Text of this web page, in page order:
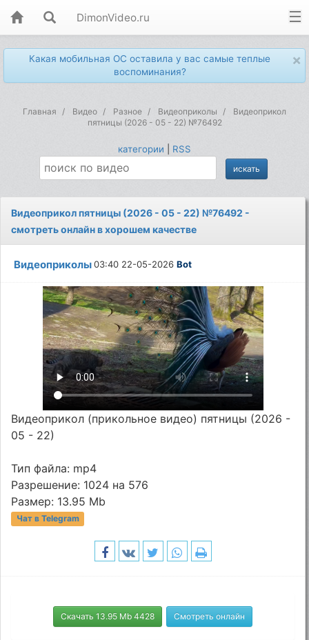
DimonVideo.ru
×
Какая мобильная ОС оставила у вас самые теплые
воспоминания?
Главная Видео Разное Видеоприколы
Видеоприкол
пятницы (2026 - 05 - 22) №76492
категории RSS
Видеоприкол пятницы (2026 - 05 - 22) №76492 -
смотреть онлайн в хорошем качестве
Видеоприколы03:40 22-05-2026Bot
Видеоприкол (прикольное видео) пятницы (2026 -
05 - 22)
Тип файла: mp4
Разрешение: 1024 на 576
Размер: 13.95 Mb
Чат в Telegram
Скачать 13.95 Mb 4428 Смотреть онлайн